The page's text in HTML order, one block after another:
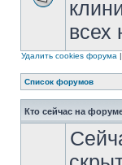
всех
Удалить cookies форума |
Список форумов
Кто сейчас на